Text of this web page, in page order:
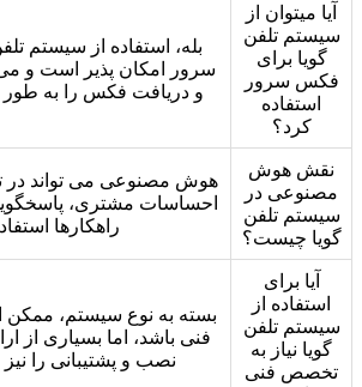
آیا میتوان از
سیستم تلفن
گویا برای
فکس سرور
استفاده
کرد؟
بله، استفاده از سیستم
سرور امکان پذیر است و می
و دریافت فکس را به طور
نقش هوش
مصنوعی در
سیستم تلفن
گویا چیست؟
هوش مصنوعی می تواند در
احساسات مشتری،
راهکارها
آیا برای
استفاده از
سیستم تلفن
گویا نیاز به
تخصص فنی
بسته به نوع سیستم،
فنی باشد، اما بسیاری از
نصب و پشتیبانی را نیز